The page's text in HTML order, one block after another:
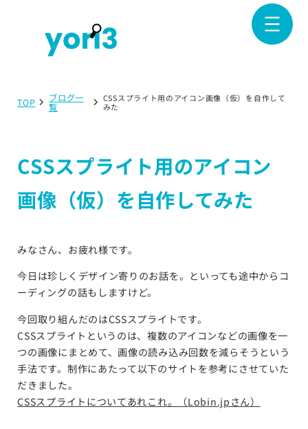
TOP ブログ一
覧
CSSスプライト用のアイコン画像（仮）を自作して
みた
CSSスプライト用のアイコン
画像（仮）を自作してみた
みなさん、お疲れ様です。
今日は珍しくデザイン寄りのお話を。といっても途中からコ
ーディングの話もしますけど。
今回取り組んだのはCSSスプライトです。
CSSスプライトというのは、複数のアイコンなどの画像を一
つの画像にまとめて、画像の読み込み回数を減らそうという
手法です。制作にあたって以下のサイトを参考にさせていた
だきました。
CSSスプライトについてあれこれ。（Lobin.jpさん）